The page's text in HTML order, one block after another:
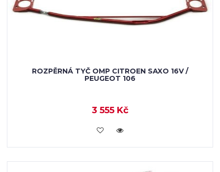
ROZPĚRNÁ TYČ OMP CITROEN SAXO 16V /
PEUGEOT 106
3 555 Kč
KOUPIT